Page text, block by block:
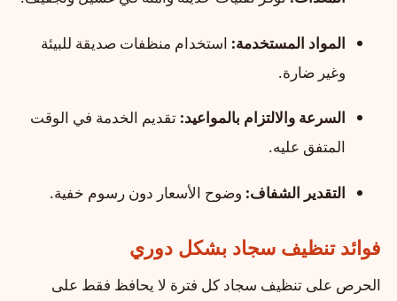
المواد المستخدمة: استخدام منظفات صديقة للبيئة
وغير ضارة.
السرعة والالتزام بالمواعيد: تقديم الخدمة في الوقت
المتفق عليه.
التقدير الشفاف: وضوح الأسعار دون رسوم خفية.
فوائد تنظيف سجاد بشكل دوري
الحرص على تنظيف سجاد كل فترة لا يحافظ فقط على